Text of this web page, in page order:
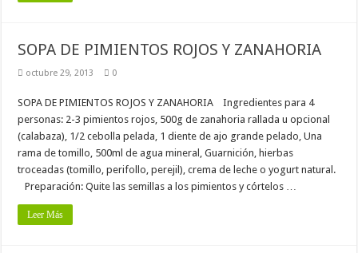
SOPA DE PIMIENTOS ROJOS Y ZANAHORIA
octubre 29, 2013 0
SOPA DE PIMIENTOS ROJOS Y ZANAHORIA Ingredientes para 4
personas: 2-3 pimientos rojos, 500g de zanahoria rallada u opcional
(calabaza), 1/2 cebolla pelada, 1 diente de ajo grande pelado, Una
rama de tomillo, 500ml de agua mineral, Guarnición, hierbas
troceadas (tomillo, perifollo, perejil), crema de leche o yogurt natural.
Preparación: Quite las semillas a los pimientos y córtelos …
Leer Más